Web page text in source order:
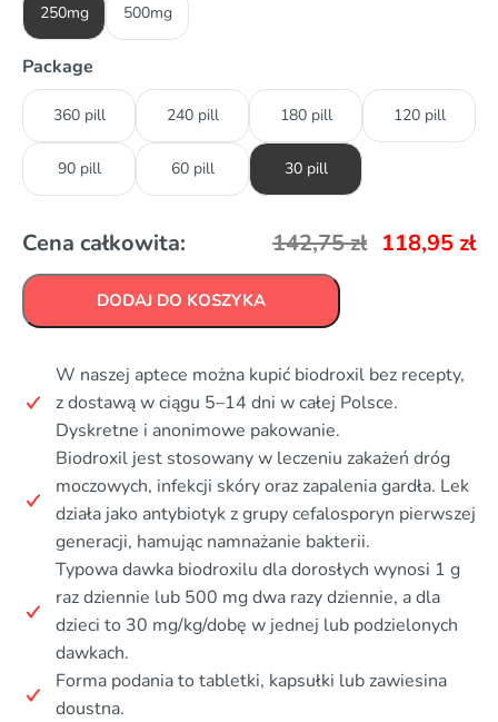
250mg 500mg
Package
360 pill 240 pill 180 pill 120 pill
90 pill 60 pill 30 pill
Cena całkowita: 142,75zł 118,95 zł
DODAJ DO KOSZYKA
W naszej aptece można kupić biodroxil bez recepty,
z dostawą w ciągu 5–14 dni w całej Polsce.
Dyskretne i anonimowe pakowanie.
Biodroxil jest stosowany w leczeniu zakażeń dróg
moczowych, infekcji skóry oraz zapalenia gardła. Lek
działa jako antybiotyk z grupy cefalosporyn pierwszej
generacji, hamując namnażanie bakterii.
Typowa dawka biodroxilu dla dorosłych wynosi 1 g
raz dziennie lub 500 mg dwa razy dziennie, a dla
dzieci to 30 mg/kg/dobę w jednej lub podzielonych
dawkach.
Forma podania to tabletki, kapsułki lub zawiesina
doustna.